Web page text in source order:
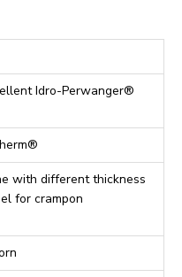
Idro-Perwanger®
with different thickness
for crampon